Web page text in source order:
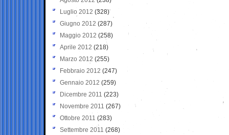
Luglio 2012 (328)
Giugno 2012 (287)
Maggio 2012 (258)
Aprile 2012 (218)
Marzo 2012 (255)
Febbraio 2012 (247)
Gennaio 2012 (259)
Dicembre 2011 (223)
Novembre 2011 (267)
Ottobre 2011 (283)
Settembre 2011 (268)